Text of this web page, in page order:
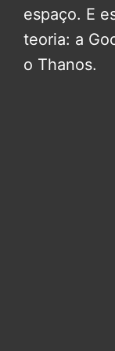
espaço. E
teoria: a
o Thanos.